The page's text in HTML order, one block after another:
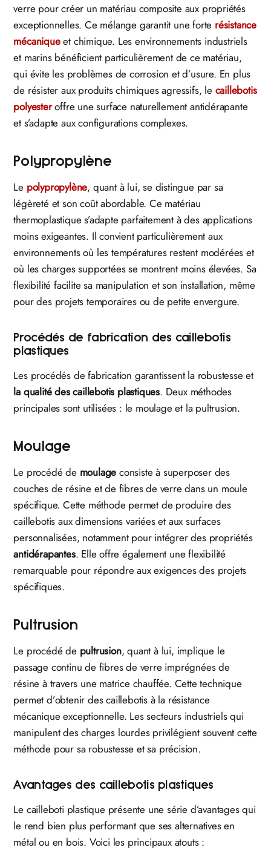
verre pour créer un matériau composite aux propriétés
exceptionnelles. Ce mélange garantit une forte résistance
mécaniqueet chimique. Les environnements industriels
et marins bénéficient particulièrement de ce matériau,
qui évite les problèmes de corrosion et d’usure. En plus
de résister aux produits chimiques agressifs, le caillebotis
polyesteroffre une surface naturellement antidérapante
et s’adapte aux configurations complexes.
Polypropylène
Le polypropylène, quant à lui, se distingue par sa
légèreté et son coût abordable. Ce matériau
thermoplastique s’adapte parfaitement à des applications
moins exigeantes. Il convient particulièrement aux
environnements où les températures restent modérées et
où les charges supportées se montrent moins élevées. Sa
flexibilité facilite sa manipulation et son installation, même
pour des projets temporaires ou de petite envergure.
Procédés de fabrication des caillebotis
plastiques
Les procédés de fabrication garantissent la robustesse et
la qualité des caillebotis plastiques. Deux méthodes
principales sont utilisées : le moulage et la pultrusion.
Moulage
Le procédé de moulage consiste à superposer des
couches de résine et de fibres de verre dans un moule
spécifique. Cette méthode permet de produire des
caillebotis aux dimensions variées et aux surfaces
personnalisées, notamment pour intégrer des propriétés
antidérapantes. Elle offre également une flexibilité
remarquable pour répondre aux exigences des projets
spécifiques.
Pultrusion
Le procédé de pultrusion, quant à lui, implique le
passage continu de fibres de verre imprégnées de
résine à travers une matrice chauffée. Cette technique
permet d’obtenir des caillebotis à la résistance
mécanique exceptionnelle. Les secteurs industriels qui
manipulent des charges lourdes privilégient souvent cette
méthode pour sa robustesse et sa précision.
Avantages des caillebotis plastiques
Le cailleboti plastique présente une série d’avantages qui
le rend bien plus performant que ses alternatives en
métal ou en bois. Voici les principaux atouts :